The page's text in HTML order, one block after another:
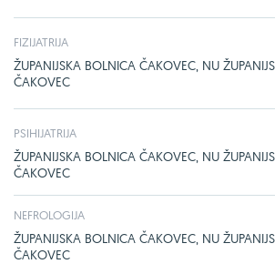
FIZIJATRIJA
ŽUPANIJSKA BOLNICA ČAKOVEC, NU
ČAKOVEC
PSIHIJATRIJA
ŽUPANIJSKA BOLNICA ČAKOVEC, NU
ČAKOVEC
NEFROLOGIJA
ŽUPANIJSKA BOLNICA ČAKOVEC, NU
ČAKOVEC